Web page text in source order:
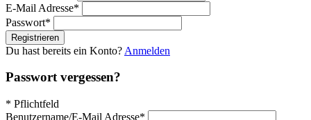
E-Mail Adresse*
Passwort*
Registrieren
Du hast bereits ein Konto? Anmelden
Passwort vergessen?
* Pflichtfeld
Benutzername/E-Mail Adresse*